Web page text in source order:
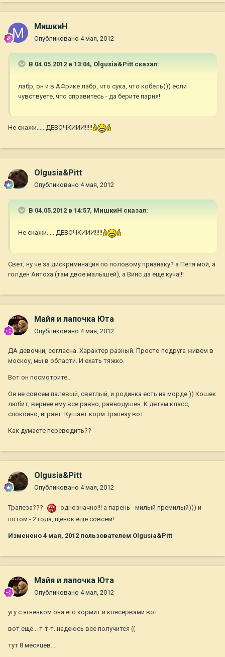
МишкиН
Опубликовано 4 мая, 2012
В 04.05.2012 в 13:04, Olgusia&Pitt сказал:
лабр, он и в АФрике лабр, что сука, что кобель))) если
чувствуете, что справитесь - да берите парня!
Не скажи..... ДЕВОЧКИИИ!!!!!
Olgusia&Pitt
Опубликовано 4 мая, 2012
В 04.05.2012 в 14:57, МишкиН сказал:
Не скажи..... ДЕВОЧКИИИ!!!!!
Свет, ну че за дискриминация по половому признаку? а Петя мой, а
голден Антоха (там двое малышей), а Винс да еще куча!!!
Майя и лапочка Юта
Опубликовано 4 мая, 2012
ДА девочки, согласна. Характер разный. Просто подруга живем в
москоу, мы в области. И ехать тяжко.
Вот он посмотрите..
Он не совсем палевый, светлый, и родинка есть на морде )) Кошек
любит, вернее ему все равно, равнодушен. К детям класс,
спокойно, играет. Кушает корм Трапезу вот..
Как думаете переводить??
Olgusia&Pitt
Опубликовано 4 мая, 2012
Трапеза???
однозначно!!! а парень - милый премилый))) и
потом - 2 года, щенок еще совсем!
Изменено 4 мая, 2012 пользователем Olgusia&Pitt
Майя и лапочка Юта
Опубликовано 4 мая, 2012
угу.с ягненком она его кормит и консервами вот.
вот еще... т-т-т..надеюсь все получится ((
тут 8 месяцев...